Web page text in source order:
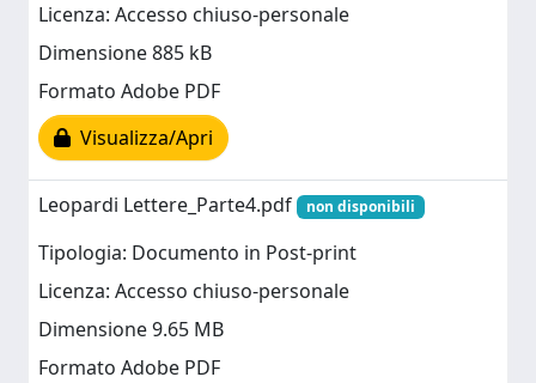
Licenza: Accesso chiuso-personale
Dimensione 885 kB
Formato Adobe PDF
Visualizza/Apri
Leopardi Lettere_Parte4.pdf non disponibili
Tipologia: Documento in Post-print
Licenza: Accesso chiuso-personale
Dimensione 9.65 MB
Formato Adobe PDF